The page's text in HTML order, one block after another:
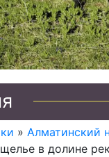
» Алматинский
в долине